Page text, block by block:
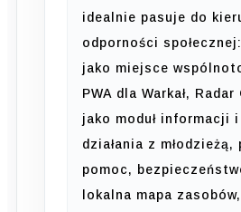
idealnie pasuje do
odporności
jako miejsce
PWA dla Warkał,
jako moduł informacji
działania z młodzieżą,
pomoc,
lokalna mapa zasobów,